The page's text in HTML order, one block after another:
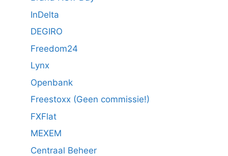
InDelta
DEGIRO
Freedom24
Lynx
Openbank
Freestoxx (Geen commissie!)
FXFlat
MEXEM
Centraal Beheer